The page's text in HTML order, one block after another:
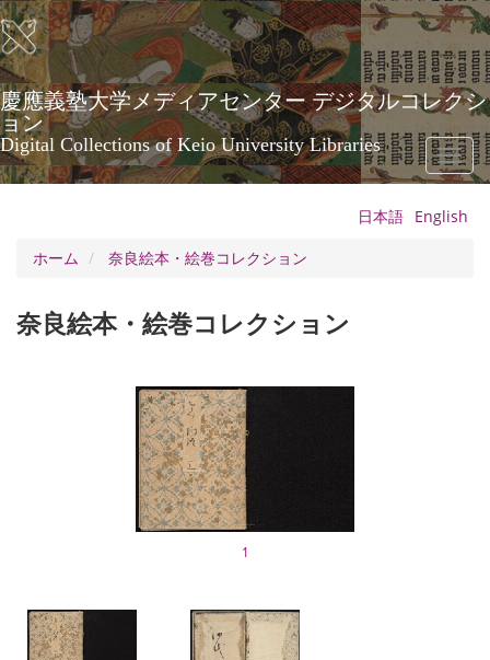
メ
イ
ン
コ
ン
テ
ン
ツ
に
慶應義塾大学メディアセンター デジタルコレクシ
ョン
Digital Collections of Keio University Libraries
Toggle
日本語 English
ホーム
奈良絵本・絵巻コレクション
奈良絵本・絵巻コレクション
1